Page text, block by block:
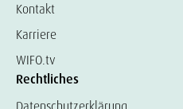
Kontakt
Karriere
WIFO.tv
Rechtliches